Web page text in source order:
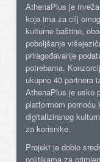
AthenaPlus je
koja ima za cilj
kulturne baštine,
poboljšanje
prilagođavanje
potrebama.
ukupno 40 partnera
AthenaPlus je usko
platformom
digitaliziranog
za korisnike.
Projekt je dobio
politikama za